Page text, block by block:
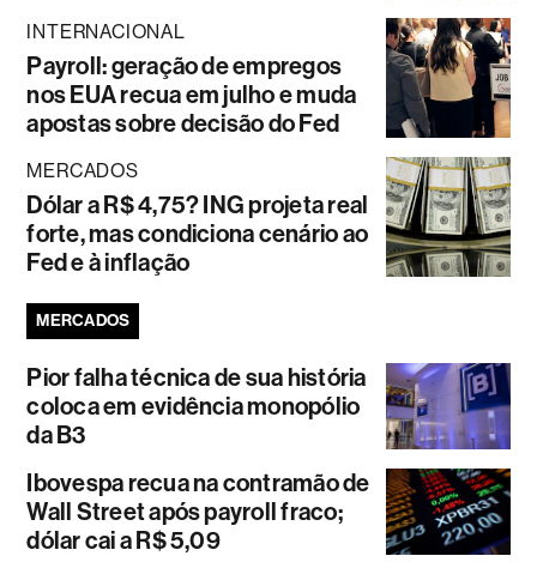
INTERNACIONAL
Payroll: geração de empregos
nos EUA recua em julho e muda
apostas sobre decisão do Fed
MERCADOS
Dólar a R$ 4,75? ING projeta real
forte, mas condiciona cenário ao
Fed e à inflação
MERCADOS
Pior falha técnica de sua história
coloca em evidência monopólio
da B3
Ibovespa recua na contramão de
Wall Street após payroll fraco;
dólar cai a R$ 5,09